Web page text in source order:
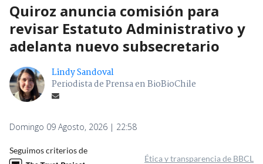
Quiroz anuncia comisión para
revisar Estatuto Administrativo y
adelanta nuevo subsecretario
Lindy Sandoval
Periodista de Prensa en BioBioChile
Domingo 09 Agosto, 2026 | 22:58
Seguimos criterios de
Ética y transparencia de BBCL